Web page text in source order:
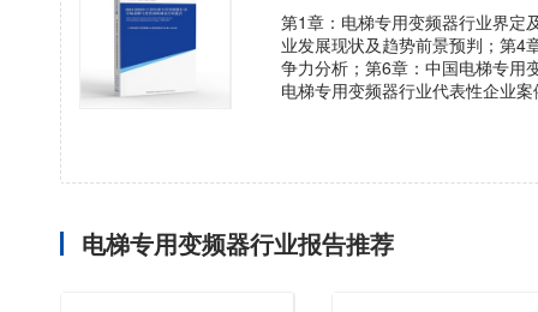
第1章：电梯专用变频器行业界定
业发展现状及趋势前景预判；第4
争力分析；第6章：中国电梯专用
电梯专用变频器行业代表性企业
电梯专用变频器行业报告推荐